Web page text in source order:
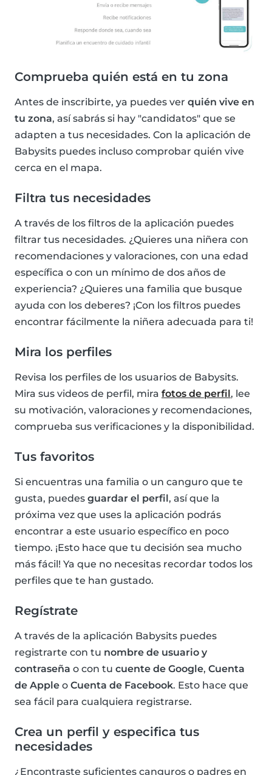
Comprueba quién está en tu zona
Antes de inscribirte, ya puedes ver quién vive en
tu zona, así sabrás si hay "candidatos" que se
adapten a tus necesidades. Con la aplicación de
Babysits puedes incluso comprobar quién vive
cerca en el mapa.
Filtra tus necesidades
A través de los filtros de la aplicación puedes
filtrar tus necesidades. ¿Quieres una niñera con
recomendaciones y valoraciones, con una edad
específica o con un mínimo de dos años de
experiencia? ¿Quieres una familia que busque
ayuda con los deberes? ¡Con los filtros puedes
encontrar fácilmente la niñera adecuada para ti!
Mira los perfiles
Revisa los perfiles de los usuarios de Babysits.
Mira sus videos de perfil, mira fotos de perfil, lee
su motivación, valoraciones y recomendaciones,
comprueba sus verificaciones y la disponibilidad.
Tus favoritos
Si encuentras una familia o un canguro que te
gusta, puedes guardar el perfil, así que la
próxima vez que uses la aplicación podrás
encontrar a este usuario específico en poco
tiempo. ¡Esto hace que tu decisión sea mucho
más fácil! Ya que no necesitas recordar todos los
perfiles que te han gustado.
Regístrate
A través de la aplicación Babysits puedes
registrarte con tu nombre de usuario y
contraseña o con tu cuente de Google, Cuenta
de Apple o Cuenta de Facebook. Esto hace que
sea fácil para cualquiera registrarse.
Crea un perfil y especifica tus
necesidades
¿Encontraste suficientes canguros o padres en